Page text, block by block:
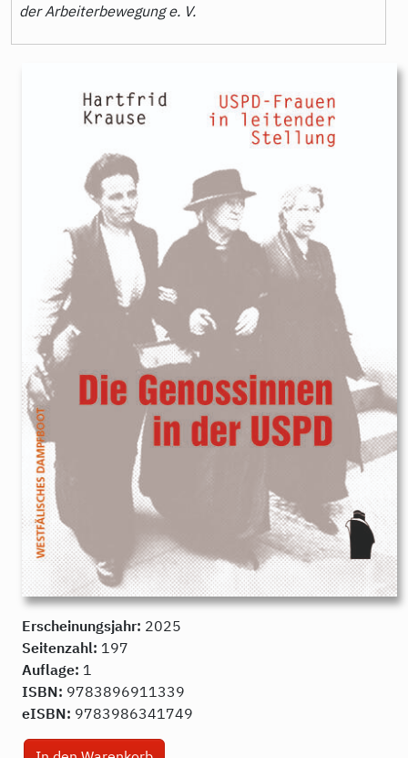
der Arbeiterbewegung e. V.
Erscheinungsjahr: 2025
Seitenzahl: 197
Auflage: 1
ISBN: 9783896911339
eISBN: 9783986341749